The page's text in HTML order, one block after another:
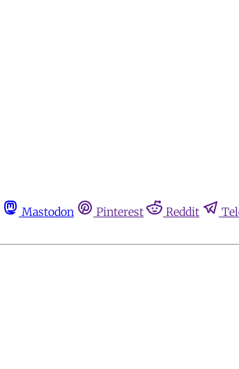
Mastodon Pinterest Reddit